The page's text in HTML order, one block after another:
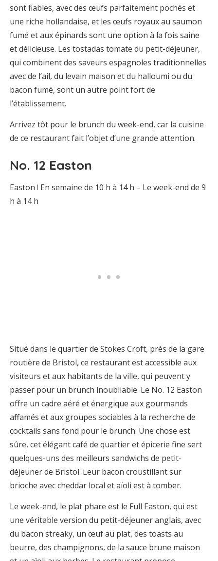
sont fiables, avec des œufs parfaitement pochés et
une riche hollandaise, et les œufs royaux au saumon
fumé et aux épinards sont une option à la fois saine
et délicieuse. Les tostadas tomate du petit-déjeuner,
qui combinent des saveurs espagnoles traditionnelles
avec de l’ail, du levain maison et du halloumi ou du
bacon fumé, sont un autre point fort de
l’établissement.
Arrivez tôt pour le brunch du week-end, car la cuisine
de ce restaurant fait l’objet d’une grande attention.
No. 12 Easton
Easton ꘡ En semaine de 10 h à 14 h – Le week-end de 9
h à 14 h
Situé dans le quartier de Stokes Croft, près de la gare
routière de Bristol, ce restaurant est accessible aux
visiteurs et aux habitants de la ville, qui peuvent y
passer pour un brunch inoubliable. Le No. 12 Easton
offre un cadre aéré et énergique aux gourmands
affamés et aux groupes sociables à la recherche de
cocktails sans fond pour le brunch. Une chose est
sûre, cet élégant café de quartier et épicerie fine sert
quelques-uns des meilleurs sandwichs de petit-
déjeuner de Bristol. Leur bacon croustillant sur
brioche avec cheddar local et aïoli est à tomber.
Le week-end, le plat phare est le Full Easton, qui est
une véritable version du petit-déjeuner anglais, avec
du bacon streaky, un œuf au plat, des toasts au
beurre, des champignons, de la sauce brune maison